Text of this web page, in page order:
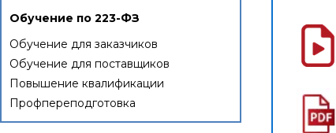
Обучение по 223-ФЗ
Обучение для заказчиков
Обучение для поставщиков
Повышение квалификации
Профпереподготовка